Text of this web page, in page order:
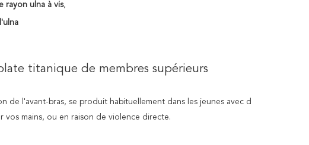
rayon ulna à vis,
titanique de membres supérieurs
l'avant-bras, se produit habituellement dans les jeunes avec d
vos mains, ou en raison de violence directe.